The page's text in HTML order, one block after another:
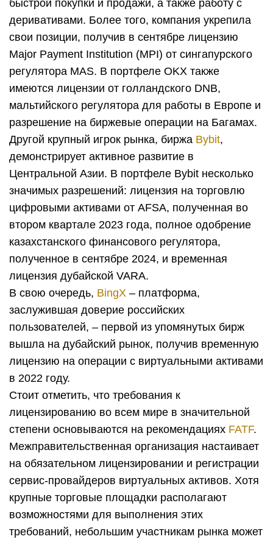
быстрой покупки и продажи, а также работу с
деривативами. Более того, компания укрепила
свои позиции, получив в сентябре лицензию
Major Payment Institution (MPI) от сингапурского
регулятора MAS. В портфеле OKX также
имеются лицензии от голландского DNB,
мальтийского регулятора для работы в Европе и
разрешение на биржевые операции на Багамах.
Другой крупный игрок рынка, биржа Bybit,
демонстрирует активное развитие в
Центральной Азии. В портфеле Bybit несколько
значимых разрешений: лицензия на торговлю
цифровыми активами от AFSA, полученная во
втором квартале 2023 года, полное одобрение
казахстанского финансового регулятора,
полученное в сентябре 2024, и временная
лицензия дубайской VARA.
В свою очередь, BingX – платформа,
заслужившая доверие российских
пользователей, – первой из упомянутых бирж
вышла на дубайский рынок, получив временную
лицензию на операции с виртуальными активами
в 2022 году.
Стоит отметить, что требования к
лицензированию во всем мире в значительной
степени основываются на рекомендациях FATF.
Межправительственная организация настаивает
на обязательном лицензировании и регистрации
сервис-провайдеров виртуальных активов. Хотя
крупные торговые площадки располагают
возможностями для выполнения этих
требований, небольшим участникам рынка может